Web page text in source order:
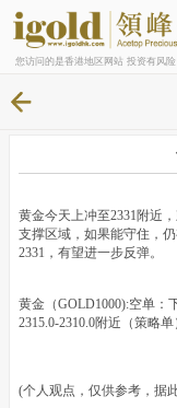
您访问的是香港地区网站 投资有风
黄金今天上冲至2331附近
支撑区域，如果能守住，
2331，有望进一步反弹。
黄金（GOLD1000):空单：
2315.0-2310.0附近（策略单
(个人观点，仅供参考，据